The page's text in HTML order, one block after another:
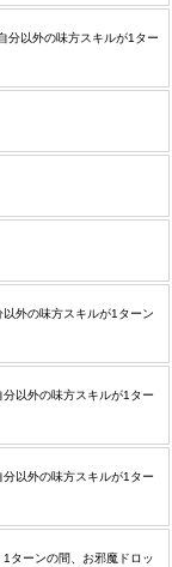
分以外の味方スキルが1ター
外の味方スキルが1ターン
以外の味方スキルが1ター
以外の味方スキルが1ター
ターンの間、お邪魔ドロッ